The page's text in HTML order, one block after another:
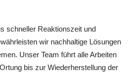
schneller Reaktionszeit und
wir nachhaltige Lösungen
Unser Team führt alle Arbeiten
bis zur Wiederherstellung der